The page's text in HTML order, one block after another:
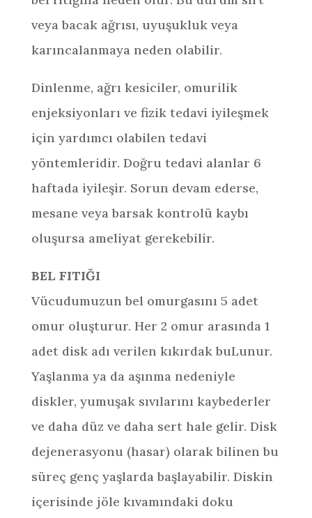
veya bacak ağrısı, uyuşukluk veya
karıncalanmaya neden olabilir.
Dinlenme, ağrı kesiciler, omurilik
enjeksiyonları ve fizik tedavi iyileşmek
için yardımcı olabilen tedavi
yöntemleridir. Doğru tedavi alanlar 6
haftada iyileşir. Sorun devam ederse,
mesane veya barsak kontrolü kaybı
oluşursa ameliyat gerekebilir.
BEL FITIĞI
Vücudumuzun bel omurgasını 5 adet
omur oluşturur. Her 2 omur arasında 1
adet disk adı verilen kıkırdak buLunur.
Yaşlanma ya da aşınma nedeniyle
diskler, yumuşak sıvılarını kaybederler
ve daha düz ve daha sert hale gelir. Disk
dejenerasyonu (hasar) olarak bilinen bu
süreç genç yaşlarda başlayabilir. Diskin
içerisinde jöle kıvamındaki doku